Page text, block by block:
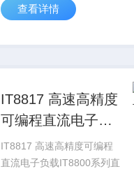
流测量速度均达到50KHz，
0.1mV/0.01mA，测试电流
查看详情
IT8817 高速高精度
可编程直流电子负
载
IT8817 高速高精度可编程
直流电子负载IT8800系列直